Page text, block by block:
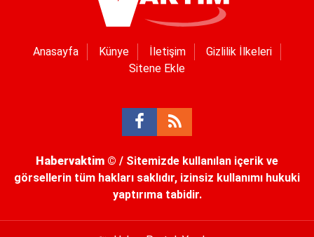
Anasayfa Künye İletişim
Gizlilik İlkeleri
Sitene Ekle
Habervaktim © / Sitemizde kullanılan içerik ve
görsellerin tüm hakları saklıdır, izinsiz kullanımı hukuki
yaptırıma tabidir.